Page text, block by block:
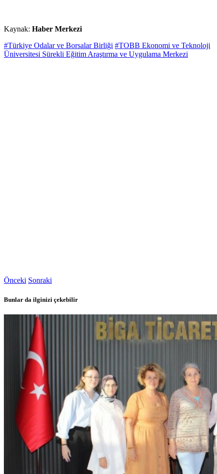
Kaynak: Haber Merkezi
#Türkiye Odalar ve Borsalar Birliği #TOBB Ekonomi ve Teknoloji
Üniversitesi Sürekli Eğitim Araştırma ve Uygulama Merkezi
Önceki Sonraki
Bunlar da ilginizi çekebilir